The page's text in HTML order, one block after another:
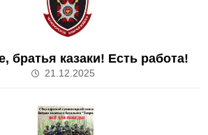
братья казаки! Есть работа!
21.12.2025